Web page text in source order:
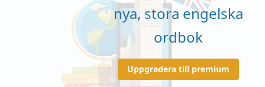
nya, stora engelska
ordbok
Uppgradera till premium